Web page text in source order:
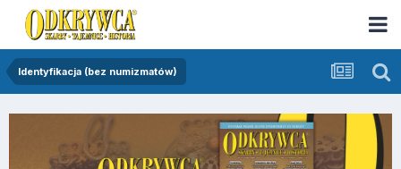
Identyfikacja (bez numizmatów)